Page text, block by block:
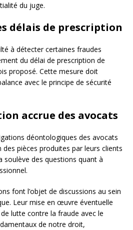
du juge.
délais de prescription
à détecter certaines fraudes
du délai de prescription de
proposé. Cette mesure doit
avec le principe de sécurité
accrue des avocats
déontologiques des avocats
pièces produites par leurs clients
soulève des questions quant à
font l’objet de discussions au sein
Leur mise en œuvre éventuelle
lutte contre la fraude avec le
de notre droit,